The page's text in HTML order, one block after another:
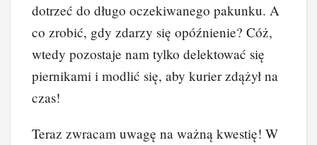
dotrzeć do długo oczekiwanego pakunku. A
co zrobić, gdy zdarzy się opóźnienie? Cóż,
wtedy pozostaje nam tylko delektować się
piernikami i modlić się, aby kurier zdążył na
czas!
Teraz zwracam uwagę na ważną kwestię! W